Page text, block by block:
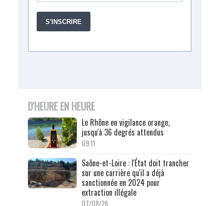
D'HEURE EN HEURE
Le Rhône en vigilance orange,
jusqu'à 36 degrés attendus
09:11
Saône-et-Loire : l'État doit trancher
sur une carrière qu'il a déjà
sanctionnée en 2024 pour
extraction illégale
07/08/26